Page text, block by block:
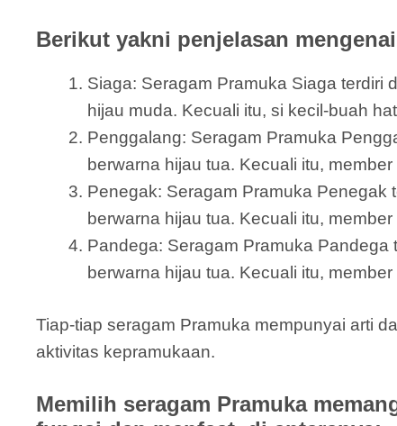
Berikut yakni penjelasan
Siaga: Seragam Pramuka Siaga terdiri
hijau muda. Kecuali itu, si kecil-buah
Penggalang: Seragam Pramuka
berwarna hijau tua. Kecuali itu,
Penegak: Seragam Pramuka Penegak
berwarna hijau tua. Kecuali itu,
Pandega: Seragam Pramuka
berwarna hijau tua. Kecuali itu,
Tiap-tiap seragam Pramuka mempunyai arti
aktivitas kepramukaan.
Memilih seragam Pramuka